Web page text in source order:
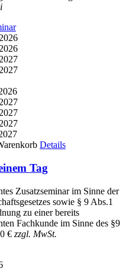
Details
Tag
Zusatzseminar im Sinne der
sowie § 9 Abs.1
zu einer bereits
Fachkunde im Sinne des §9
€ zzgl. MwSt.